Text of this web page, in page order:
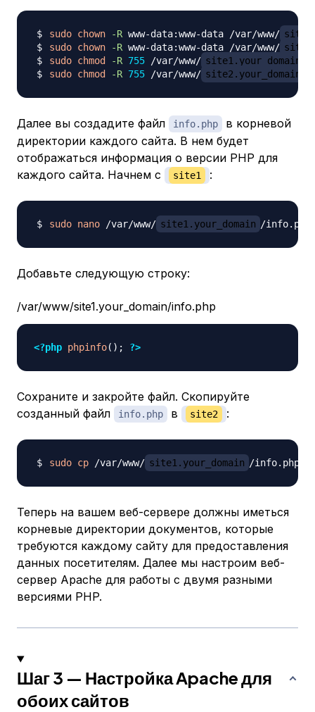
sudo chown -R www-data:www-data /var/www/
sudo chown -R www-data:www-data /var/www/
sudo chmod -R 755 /var/www/ site1.your_domain
sudo chmod -R 755 /var/www/ site2.your_domain
Далее вы создадите файл info.php
в корневой
директории каждого сайта. В нем будет
отображаться информация о версии PHP для
каждого сайта. Начнем с
site1 :
sudo nano /var/www/ site1.your_domain
Добавьте следующую строку:
/var/www/site1.your_domain/info.php
<?php phpinfo( ) ; ?>
Сохраните и закройте файл. Скопируйте
созданный файл
info.php в site2 :
sudo cp /var/www/ site1.your_domain /info.php /
Теперь на вашем веб-сервере должны иметься
корневые директории документов, которые
требуются каждому сайту для предоставления
данных посетителям. Далее мы настроим веб-
сервер Apache для работы с двумя разными
версиями PHP.
Шаг 3 — Настройка Apache для
обоих сайтов